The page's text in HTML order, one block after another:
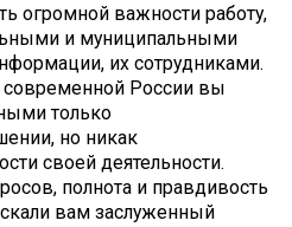
огромной важности работу,
и муниципальными
их сотрудниками.
современной России вы
только
но никак
своей деятельности.
полнота и правдивость
вам заслуженный